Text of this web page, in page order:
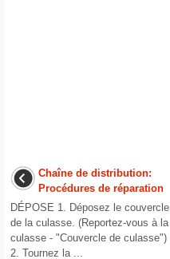
Chaîne de distribution:
Procédures de réparation
DÉPOSE 1. Déposez le couvercle
de la culasse. (Reportez-vous à la
culasse - "Couvercle de culasse")
2. Tournez la ...